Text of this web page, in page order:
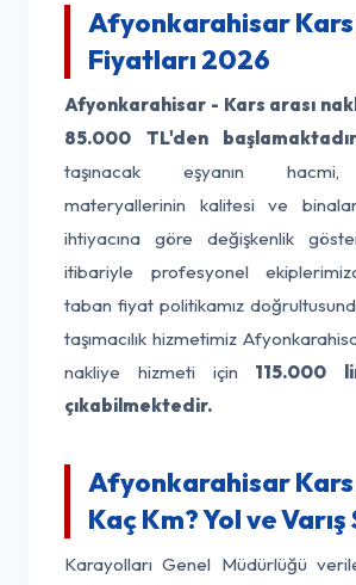
Afyonkarahisar
Fiyatları 2026
Afyonkarahisar - Kars arası
85.000 TL'den
taşınacak eşyanın
materyallerinin kalitesi ve
ihtiyacına göre değişkenlik
itibariyle profesyonel
taban fiyat politikamız
taşımacılık hizmetimiz
nakliye hizmeti için 115.000
çıkabilmektedir.
Afyonkarahisar Kars
Kaç Km? Yol ve Varış
Karayolları Genel Müdürlüğü